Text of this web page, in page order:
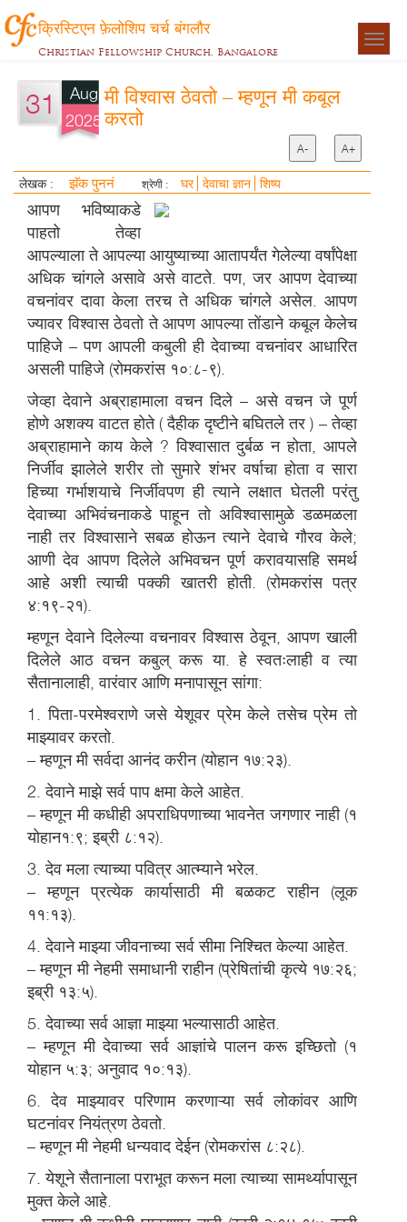
क्रिस्टिएन फ़ेलोशिप चर्च बंगलौर
Christian Fellowship Church, Bangalore
31
Aug
2025
मी विश्वास ठेवतो – म्हणून मी कबूल
करतो
A- A+
लेखक : झॅक पुननं श्रेणी : घर देवाचा ज्ञान शिष्य
आपण भविष्याकडे
पाहतो तेव्हा
आपल्याला ते आपल्या आयुष्याच्या आतापर्यंत गेलेल्या वर्षांपेक्षा
अधिक चांगले असावे असे वाटते. पण, जर आपण देवाच्या
वचनांवर दावा केला तरच ते अधिक चांगले असेल. आपण
ज्यावर विश्वास ठेवतो ते आपण आपल्या तोंडाने कबूल केलेच
पाहिजे – पण आपली कबुली ही देवाच्या वचनांवर आधारित
असली पाहिजे (रोमकरांस १०:८-९).
जेव्हा देवाने अब्राहामाला वचन दिले – असे वचन जे पूर्ण
होणे अशक्य वाटत होते ( दैहीक दृष्टीने बघितले तर ) – तेव्हा
अब्राहामाने काय केले ? विश्वासात दुर्बळ न होता, आपले
निर्जीव झालेले शरीर तो सुमारे शंभर वर्षाचा होता व सारा
हिच्या गर्भाशयाचे निर्जीवपण ही त्याने लक्षात घेतली परंतु
देवाच्या अभिवंचनाकडे पाहून तो अविश्वासामुळे डळमळला
नाही तर विश्वासाने सबळ होऊन त्याने देवाचे गौरव केले;
आणी देव आपण दिलेले अभिवचन पूर्ण करावयासहि समर्थ
आहे अशी त्याची पक्की खातरी होती. (रोमकरांस पत्र
४:१९-२१).
म्हणून देवाने दिलेल्या वचनावर विश्वास ठेवून, आपण खाली
दिलेले आठ वचन कबुल् करू या. हे स्वतःलाही व त्या
सैतानालाही, वारंवार आणि मनापासून सांगा:
1. पिता-परमेश्वराणे जसे येशूवर प्रेम केले तसेच प्रेम तो
माझ्यावर करतो.
– म्हणून मी सर्वदा आनंद करीन (योहान १७:२३).
2. देवाने माझे सर्व पाप क्षमा केले आहेत.
– म्हणून मी कधीही अपराधिपणाच्या भावनेत जगणार नाही (१
योहान१:९; इब्री ८:१२).
3. देव मला त्याच्या पवित्र आत्म्याने भरेल.
– म्हणून प्रत्येक कार्यासाठी मी बळकट राहीन (लूक
११:१३).
4. देवाने माझ्या जीवनाच्या सर्व सीमा निश्चित केल्या आहेत.
– म्हणून मी नेहमी समाधानी राहीन (प्रेषितांची कृत्ये १७:२६;
इब्री १३:५).
5. देवाच्या सर्व आज्ञा माझ्या भल्यासाठी आहेत.
– म्हणून मी देवाच्या सर्व आज्ञांचे पालन करू इच्छितो (१
योहान ५:३; अनुवाद १०:१३).
6. देव माझ्यावर परिणाम करणाऱ्या सर्व लोकांवर आणि
घटनांवर नियंत्रण ठेवतो.
– म्हणून मी नेहमी धन्यवाद देईन (रोमकरांस ८:२८).
7. येशूने सैतानाला पराभूत करून मला त्याच्या सामर्थ्यापासून
मुक्त केले आहे.